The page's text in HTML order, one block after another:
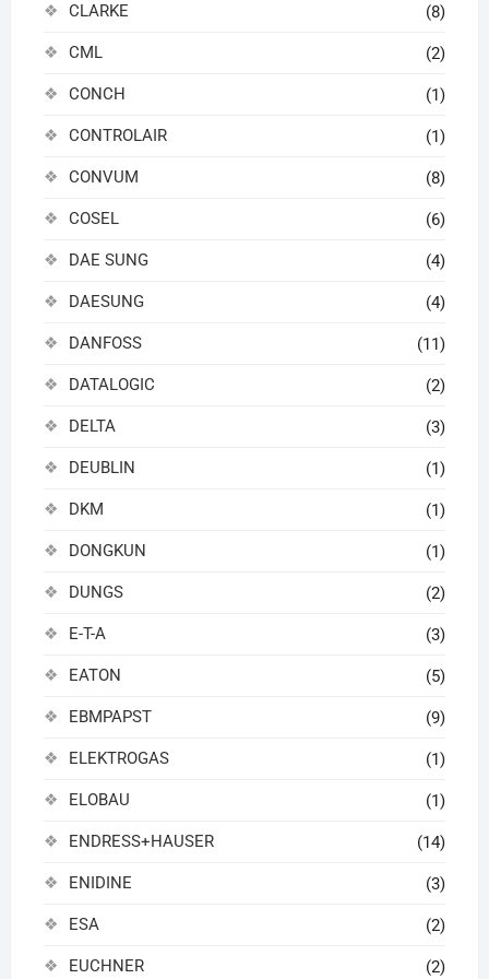
CLARKE (8)
CML (2)
CONCH (1)
CONTROLAIR (1)
CONVUM (8)
COSEL (6)
DAE SUNG (4)
DAESUNG (4)
DANFOSS (11)
DATALOGIC (2)
DELTA (3)
DEUBLIN (1)
DKM (1)
DONGKUN (1)
DUNGS (2)
E-T-A (3)
EATON (5)
EBMPAPST (9)
ELEKTROGAS (1)
ELOBAU (1)
ENDRESS+HAUSER (14)
ENIDINE (3)
ESA (2)
EUCHNER (2)